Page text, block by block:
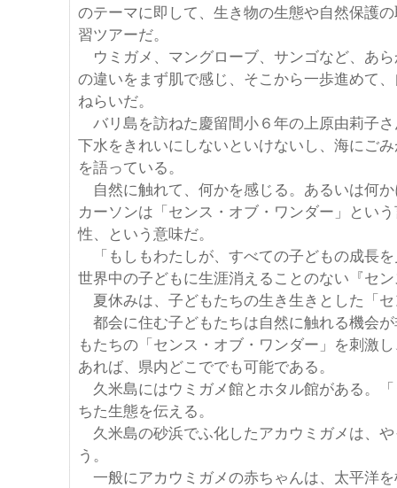
のテーマに即して、生き物の生態や自然保護
習ツアーだ。
ウミガメ、マングローブ、サンゴなど、あ
の違いをまず肌で感じ、そこから一歩進めて
ねらいだ。
バリ島を訪ねた慶留間小６年の上原由莉子
下水をきれいにしないといけないし、海にご
を語っている。
自然に触れて、何かを感じる。あるいは何
カーソンは「センス・オブ・ワンダー」とい
性、という意味だ。
「もしもわたしが、すべての子どもの成長
世界中の子どもに生涯消えることのない『セ
夏休みは、子どもたちの生き生きとした「
都会に住む子どもたちは自然に触れる機会
もたちの「センス・オブ・ワンダー」を刺激
あれば、県内どこででも可能である。
久米島にはウミガメ館とホタル館がある。
ちた生態を伝える。
久米島の砂浜でふ化したアカウミガメは、
う。
一般にアカウミガメの赤ちゃんは、太平洋